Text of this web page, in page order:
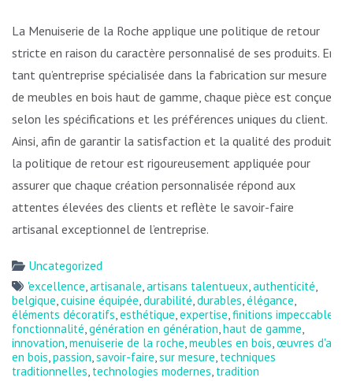
La Menuiserie de la Roche applique une politique de retour
stricte en raison du caractère personnalisé de ses produits. En
tant qu’entreprise spécialisée dans la fabrication sur mesure
de meubles en bois haut de gamme, chaque pièce est conçue
selon les spécifications et les préférences uniques du client.
Ainsi, afin de garantir la satisfaction et la qualité des produits,
la politique de retour est rigoureusement appliquée pour
assurer que chaque création personnalisée répond aux
attentes élevées des clients et reflète le savoir-faire
artisanal exceptionnel de l’entreprise.
Uncategorized
'excellence,artisanale,artisans talentueux,authenticité,
belgique,cuisine équipée,durabilité,durables,élégance,
éléments décoratifs,esthétique,expertise,finitions impeccables
fonctionnalité,génération en génération,haut de gamme,
innovation,menuiserie de la roche,meubles en bois,œuvres d'art
en bois,passion,savoir-faire,sur mesure, techniques
traditionnelles, technologies modernes, tradition